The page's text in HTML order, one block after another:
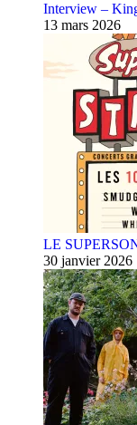
Interview –
13 mars 2026
LE
30 janvier 2026